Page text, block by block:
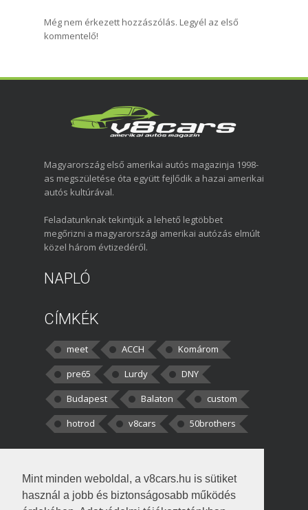
Mint minden weboldal, a v8cars.hu is sütiket
használ a jobb és biztonságosabb működés
Még nem érkezett hozzászólás. Legyél az első
kommentelő!
Magyarország első amerikai autós magazinja 1998-
as megszületése óta együtt fejlődik a hazai amerikai
autós kultúrával.
Feladatunknak tekintjük a lehető legtöbbet
megőrizni a magyarországi amerikai autózás elmúlt
közel három évtizedéről.
NAPLÓ
CÍMKÉK
meet ACCH
Komárom
pre65
Lurdy
DNY
Budapest
Balaton
custom
hotrod
v8cars 50brothers
kortisz:Elszúrtam! Én csak két
darabbaal számoltam. Nem tudtam, hogy fél autót,